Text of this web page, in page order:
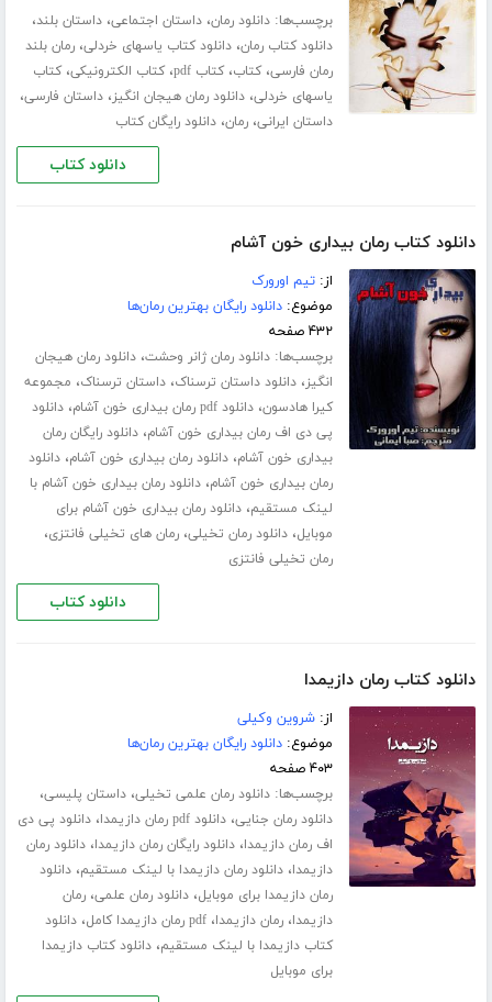
برچسب‌ها:دانلود رمان،داستان اجتماعی،داستان بلند،
دانلود کتاب رمان،دانلود کتاب یاسهای خردلی،رمان بلند
رمان فارسی،کتاب،کتاب pdf ،کتاب الکترونیکی،کتاب
یاسهای خردلی،دانلود رمان هیجان انگیز،داستان فارسی،
داستان ایرانی،رمان،دانلود رایگان کتاب
دانلود کتاب
دانلود کتاب رمان بیداری خون آشام
از:تیم اورورک
موضوع:دانلود رایگان بهترین رمان‌ها
۴۳۲ صفحه
برچسب‌ها:دانلود رمان ژانر وحشت،دانلود رمان هیجان
انگیز،دانلود داستان ترسناک،داستان ترسناک، مجموعه
کیرا هادسون،دانلود pdf رمان بیداری خون آشام ،دانلود
پی دی اف رمان بیداری خون آشام،دانلود رایگان رمان
بیداری خون آشام،دانلود رمان بیداری خون آشام،دانلود
رمان بیداری خون آشام،دانلود رمان بیداری خون آشام با
لینک مستقیم،دانلود رمان بیداری خون آشام برای
موبایل،دانلود رمان تخیلی،رمان های تخیلی فانتزی،
رمان تخیلی فانتزی
دانلود کتاب
دانلود کتاب رمان دازیمدا
از:شروین وکیلی
موضوع:دانلود رایگان بهترین رمان‌ها
۴۰۳ صفحه
برچسب‌ها:دانلود رمان علمی تخیلی،داستان پلیسی،
دانلود رمان جنایی،دانلود pdf رمان دازیمدا ،دانلود پی دی
اف رمان دازیمدا،دانلود رایگان رمان دازیمدا،دانلود رمان
دازیمدا،دانلود رمان دازیمدا با لینک مستقیم،دانلود
رمان دازیمدا برای موبایل،دانلود رمان علمی،رمان
دازیمدا،رمان دازیمدا،pdf رمان دازیمدا کامل ،دانلود
کتاب دازیمدا با لینک مستقیم،دانلود کتاب دازیمدا
برای موبایل